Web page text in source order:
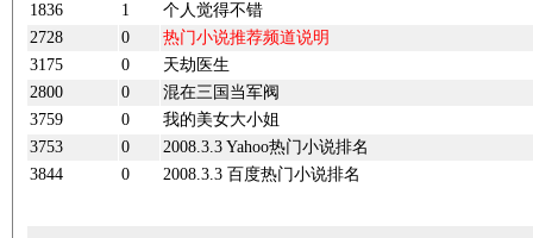
1836
1
个人觉得不错
2728
0
热门小说推荐频道说明
3175
0
天劫医生
2800
0
混在三国当军阀
3759
0
我的美女大小姐
3753
0
2008.3.3 Yahoo热门小说排名
3844
0 2008.3.3 百度热门小说排名